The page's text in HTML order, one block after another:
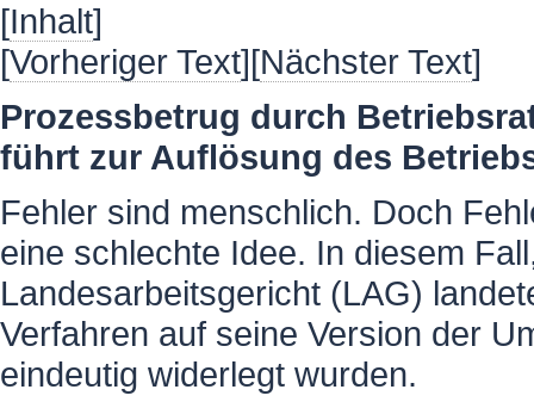
[Inhalt]
[Vorheriger Text][Nächster Text]
Prozessbetrug durch
führt zur Auflösung des
Fehler sind menschlich. Doch
eine schlechte Idee. In diesem
Landesarbeitsgericht (LAG)
Verfahren auf seine Version der
eindeutig widerlegt wurden.